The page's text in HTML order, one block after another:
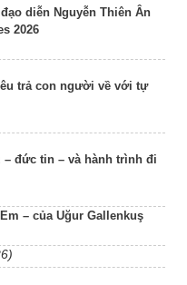
diễn Nguyễn Thiên Ân
2026
trả con người về với tự
– đức tin – và hành trình đi
– của Uğur Gallenkuş